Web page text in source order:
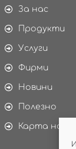
За нас
Продукти
Услуги
Фирми
Новини
Полезно
Карта на